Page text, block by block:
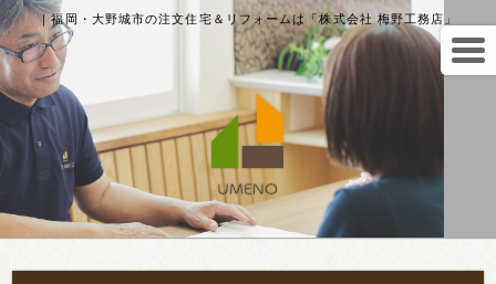
｜福岡・大野城市の注文住宅＆リフォームは「株式会社 梅野工務店」